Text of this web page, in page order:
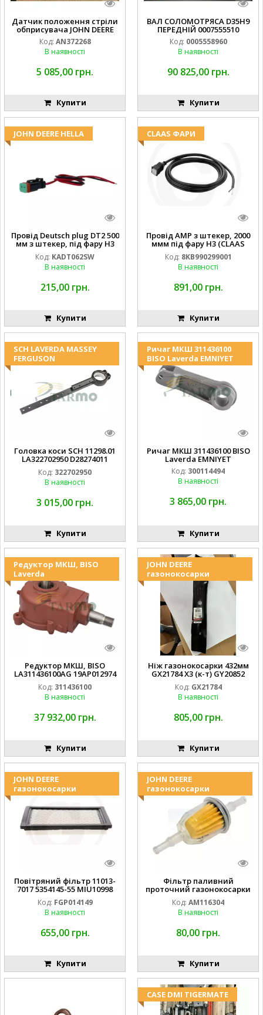
Датчик положення стріли
обприсувача JOHN DEERE
Код: AN372268
В наявності
5 085,00 грн.
Купити
ВАЛ СОЛОМОТРЯСА D35H9
ПЕРЕДНІЙ 0007555510
Код: 0005558960
В наявності
90 825,00 грн.
Купити
JOHN DEERE HELLA
Провід Deutsch plug DT2 500
мм з штекер, під фару H3
(JOHN DEERE AL116438
994.184.00) ) Kramp Hella
Код: KADT062SW
В наявності
215,00 грн.
Купити
CLAAS ФАРИ
Провід AMP з штекер, 2000
ммм під фару H3 (CLAAS
013733) Hella
Код: 8KB990299001
В наявності
891,00 грн.
Купити
SCH LAVERDA MASSEY
FERGUSON
Головка коси SCH 11298.01
LA322702950 D28274011
Код: 322702950
В наявності
3 015,00 грн.
Купити
Ричаг МКШ 311436100
BISO Laverda EMNIYET
Ричаг МКШ 311436100 BISO
Laverda EMNIYET
Код: 300114494
В наявності
3 865,00 грн.
Купити
Редуктор МКШ, BISO
Laverda
Редуктор МКШ, BISO
LA311436100AG 19AP012974
Laverda EMNIYET
Код: 311436100
В наявності
37 932,00 грн.
Купити
JOHN DEERE
газонокосарки
Ніж газонокосарки 432мм
GX21784 X3 (к-т) GY20852
AM137757 AM141035
Код: GX21784
В наявності
805,00 грн.
Купити
JOHN DEERE
газонокосарки
Повітряний фільтр 11013-
7017 5354145-55 MIU10998
FGP014149
Код: FGP014149
В наявності
655,00 грн.
Купити
JOHN DEERE
газонокосарки
Фільтр паливний
проточний газонокосарки
JOHN DEERE AM116304
GY20709
Код: AM116304
В наявності
80,00 грн.
Купити
CASE DMI TIGERMATE